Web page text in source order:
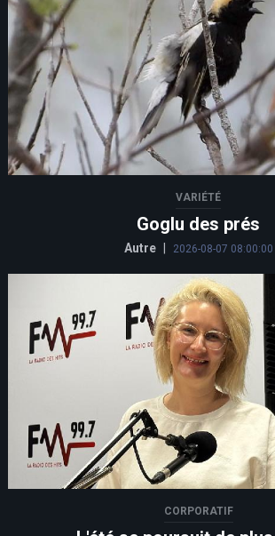
VARIÉTÉ
Goglu des prés
Autre 2026-08-07 08:00:00
CORPORATIF